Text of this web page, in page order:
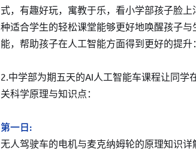
式，有趣好玩，寓教于乐，看小学部孩子脸
种适合学生的轻松课堂能够更好地唤醒孩子与
能，帮助孩子在人工智能方面得到更好的提升：
2.中学部为期五天的AI人工智能车课程让同学
关科学原理与知识点：
第一日:
无人驾驶车的电机与麦克纳姆轮的原理知识